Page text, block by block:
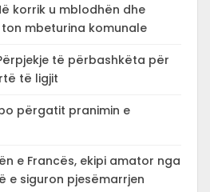
korrik u mblodhën dhe
mbeturina komunale
të përbashkëta për
të ligjit
përgatit pranimin e
e Francës, ekipi amator nga
e siguron pjesëmarrjen